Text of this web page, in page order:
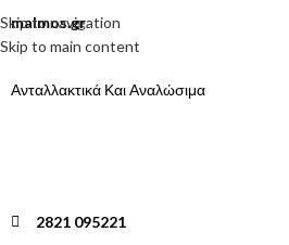
Skip to navigation
Skip to main content
malmos.gr
Ανταλλακτικά Και Αναλώσιμα
2821 095221